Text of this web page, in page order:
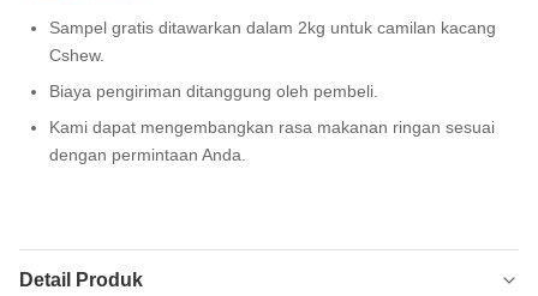
Sampel gratis ditawarkan dalam 2kg untuk camilan kacang
Cshew.
Biaya pengiriman ditanggung oleh pembeli.
Kami dapat mengembangkan rasa makanan ringan sesuai
dengan permintaan Anda.
Detail Produk